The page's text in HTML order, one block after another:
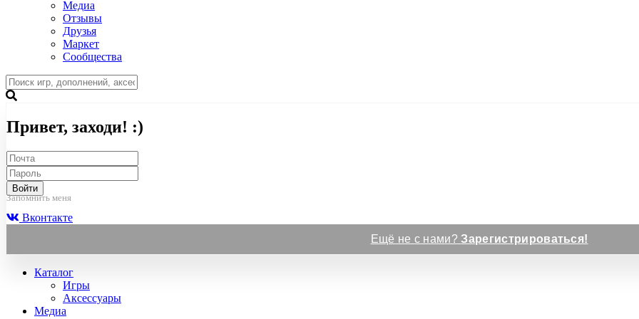
Медиа
Отзывы
Друзья
Маркет
Сообщества
Привет, заходи! :)
Войти
Запомнить меня
Вконтакте
Ещё не с нами?Зарегистрироваться!
Каталог
Игры
Аксессуары
Медиа